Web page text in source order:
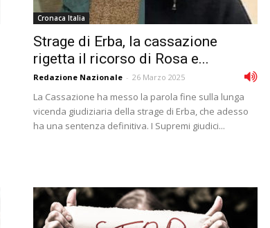
Cronaca Italia
Strage di Erba, la cassazione
rigetta il ricorso di Rosa e...
Redazione Nazionale - 26 Marzo 2025
La Cassazione ha messo la parola fine sulla lunga
vicenda giudiziaria della strage di Erba, che adesso
ha una sentenza definitiva. I Supremi giudici...